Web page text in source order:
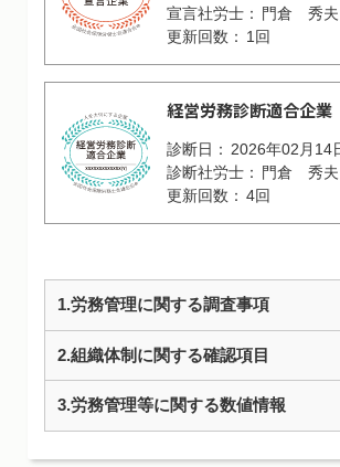
門倉 秀夫
1回
経営労務診断適合企業
2026年02月14
門倉 秀夫
4回
1.労務管理に関する調査事項
2.組織体制に関する確認項目
3.労務管理等に関する数値情報